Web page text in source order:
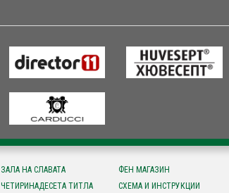
ЗАЛА НА СЛАВАТА
ЧЕТИРИНАДЕСЕТА ТИТЛА
ФЕН МАГАЗИН
СХЕМА И ИНСТРУКЦИИ